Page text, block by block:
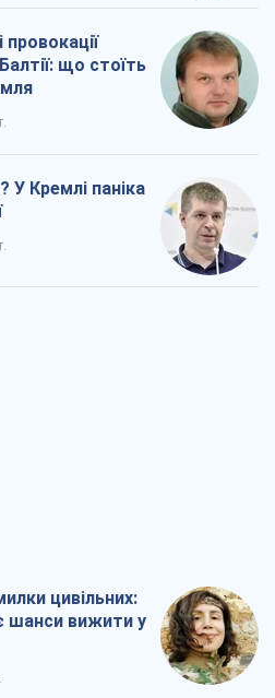
провокації
що стоїть
У Кремлі паніка
цивільних:
шанси вижити у